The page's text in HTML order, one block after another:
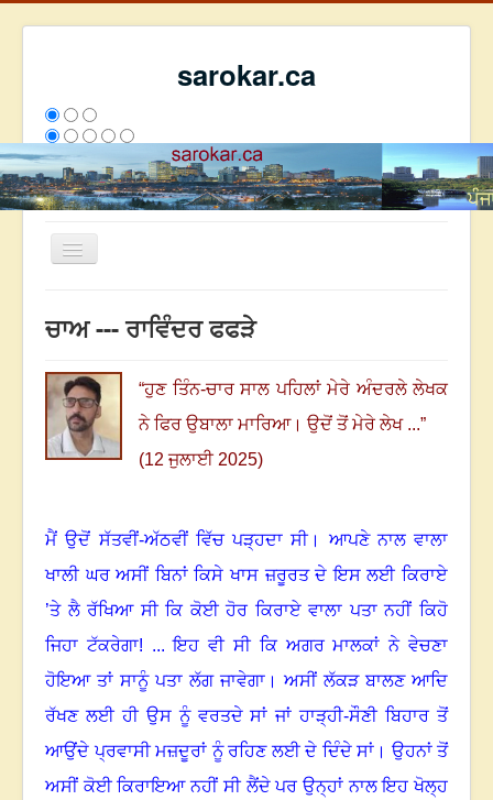
sarokar.ca
Toggle
ਰਚਨਾਵਾਂ
ਸਰੋਕਾਰ ਦੇ ਲੇਖਕ
ਸੰਪਰਕ
We have 258 guests and no members online
ਚਾਅ --- ਰਾਵਿੰਦਰ ਫਫੜੇ
“ਹੁਣ ਤਿੰਨ-ਚਾਰ ਸਾਲ ਪਹਿਲਾਂ ਮੇਰੇ ਅੰਦਰਲੇ ਲੇਖਕ
ਨੇ ਫਿਰ ਉਬਾਲਾ ਮਾਰਿਆ। ਉਦੋਂ ਤੋਂ ਮੇਰੇ ਲੇਖ ...”
(12 ਜੁਲਾਈ 2025)
ਮੈਂ ਉਦੋਂ ਸੱਤਵੀਂ-ਅੱਠਵੀਂ ਵਿੱਚ ਪੜ੍ਹਦਾ ਸੀ। ਆਪਣੇ ਨਾਲ ਵਾਲਾ
ਖਾਲੀ ਘਰ ਅਸੀਂ ਬਿਨਾਂ ਕਿਸੇ ਖਾਸ ਜ਼ਰੂਰਤ ਦੇ ਇਸ ਲਈ ਕਿਰਾਏ
’ਤੇ ਲੈ ਰੱਖਿਆ ਸੀ ਕਿ ਕੋਈ ਹੋਰ ਕਿਰਾਏ ਵਾਲਾ ਪਤਾ ਨਹੀਂ ਕਿਹੋ
ਜਿਹਾ ਟੱਕਰੇਗਾ! ... ਇਹ ਵੀ ਸੀ ਕਿ ਅਗਰ ਮਾਲਕਾਂ ਨੇ ਵੇਚਣਾ
ਹੋਇਆ ਤਾਂ ਸਾਨੂੰ ਪਤਾ ਲੱਗ ਜਾਵੇਗਾ । ਅਸੀਂ ਲੱਕੜ ਬਾਲਣ ਆਦਿ
ਰੱਖਣ ਲਈ ਹੀ ਉਸ ਨੂੰ ਵਰਤਦੇ ਸਾਂ ਜਾਂ ਹਾੜ੍ਹੀ-ਸੌਣੀ ਬਿਹਾਰ ਤੋਂ
ਆਉਂਦੇ ਪ੍ਰਵਾਸੀ ਮਜ਼ਦੂਰਾਂ ਨੂੰ ਰਹਿਣ ਲਈ ਦੇ ਦਿੰਦੇ ਸਾਂ । ਉਹਨਾਂ ਤੋਂ
ਅਸੀਂ ਕੋਈ ਕਿਰਾਇਆ ਨਹੀਂ ਸੀ ਲੈਂਦੇ ਪਰ ਉਨ੍ਹਾਂ ਨਾਲ ਇਹ ਖੋਲ੍ਹ